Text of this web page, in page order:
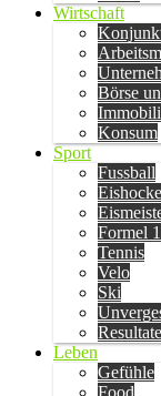
Wirtschaft
Börse
Konsum
Sport
Fussball
Formel 1
Tennis
Velo
Ski
Resultate
Leben
Gefühle
Food